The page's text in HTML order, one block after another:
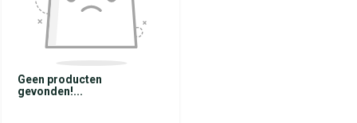
Geen producten
gevonden!...